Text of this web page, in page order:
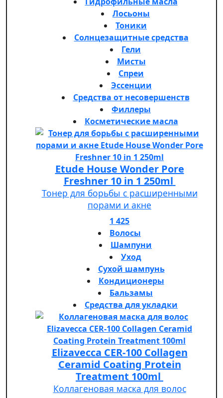
Лосьоны
Тоники
Солнцезащитные средства
Гели
Мисты
Спреи
Эссенции
Средства от несовершенств
Филлеры
Косметические масла
Etude House Wonder Pore
Freshner 10 in 1 250ml
Тонер для борьбы с расширенными
порами и акне
1 425
Волосы
Шампуни
Уход
Сухой шампунь
Кондиционеры
Бальзамы
Средства для укладки
Elizavecca CER-100 Collagen
Ceramid Coating Protein
Treatment 100ml
Коллагеновая маска для волос